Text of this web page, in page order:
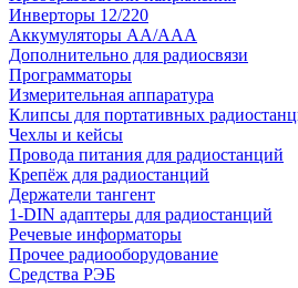
Инверторы 12/220
Аккумуляторы АА/ААА
Дополнительно для радиосвязи
Программаторы
Измерительная аппаратура
Клипсы для портативных
Чехлы и кейсы
Провода питания для радиостанций
Крепёж для радиостанций
Держатели тангент
1-DIN адаптеры для радиостанций
Речевые информаторы
Прочее радиооборудование
Средства РЭБ